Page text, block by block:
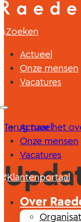
Zoeken
Actueel
Onze mensen
Vacatures
Actueel
Onze mensen
Vacatures
Klantenportaal
Over
Terug naar het